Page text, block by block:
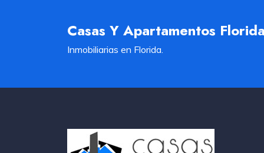
Casas Y Apartamentos Florida
Inmobiliarias en Florida.